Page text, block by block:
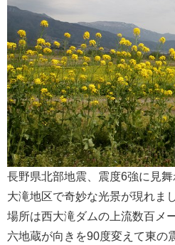
イベント
会社案内
長野県北部地震、震度6強に見
大滝地区で奇妙な光景が現れまし
場所は西大滝ダムの上流数百メ
六地蔵が向きを90度変えて東の